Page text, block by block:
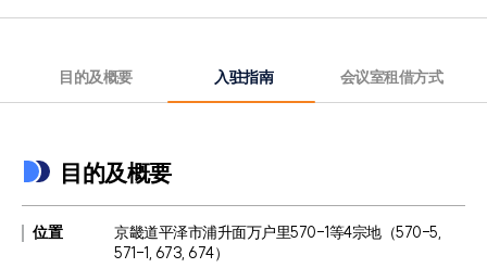
目的及概要 入驻指南 会议室租借方式
目的及概要
位置
京畿道平泽市浦升面万户里570-1等4宗地（570-5,
571-1, 673, 674）